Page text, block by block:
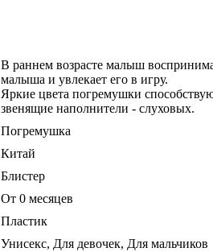
В раннем возрасте малыш
малыша и увлекает его в игру.
Яркие цвета погремушки
звенящие наполнители - слуховых.
Погремушка
Китай
Блистер
От 0 месяцев
Пластик
Унисекс, Для девочек, Для мальчиков